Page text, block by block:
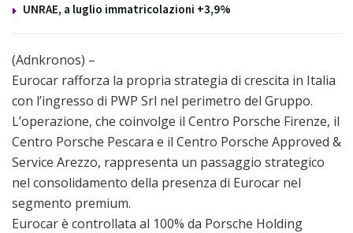
UNRAE, a luglio immatricolazioni +3,9%
(Adnkronos) –
Eurocar rafforza la propria strategia di crescita in Italia
con l’ingresso di PWP Srl nel perimetro del Gruppo.
L’operazione, che coinvolge il Centro Porsche Firenze, il
Centro Porsche Pescara e il Centro Porsche Approved &
Service Arezzo, rappresenta un passaggio strategico
nel consolidamento della presenza di Eurocar nel
segmento premium.
Eurocar è controllata al 100% da Porsche Holding